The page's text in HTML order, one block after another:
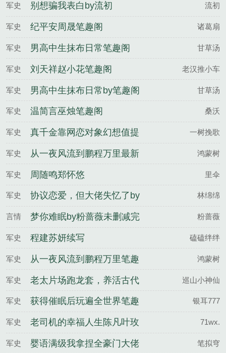
军史 别想骗我表白by流初 流初
军史 纪平安周晟笔趣阁 诸葛扇
军史 男高中生抹布日常笔趣阁 甘草汤
军史 刘天祥赵小花笔趣阁 老汉推小车
军史 男高中生抹布日常by笔趣阁 甘草汤
军史 温简言巫烛笔趣阁 桑沃
军史
真千金靠网恋对象幻想值提
升美貌最新章节列表
一树挽歌
军史
从一夜风流到鹏程万里最新
章节列表
鸿蒙树
军史 周随鸣郑怀悠 里伞
军史
协议恋爱，但大佬失忆了by
林绵绵
林绵绵
言情
梦你难眠by粉蔷薇未删减完
整版
粉蔷薇
军史 程建苏妍续写 磕磕绊绊
军史
从一夜风流到鹏程万里笔趣
阁周毅徐舒怡
鸿蒙树
军史
老太片场跑龙套，养活古代
一家人笔趣阁王莲花陈华
巡山小神仙
军史
获得催眠后玩遍全世界笔趣
阁
银耳777
军史
老司机的幸福人生陈凡叶玫
瑰免费阅读完整版
71wx.
军史
婴语满级我拿捏全豪门大佬
笔拟穹